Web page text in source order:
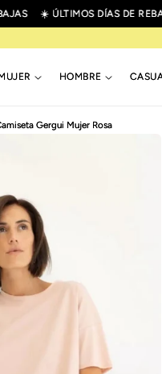
☀️ ÚLTIMOS DÍAS DE
HOMBRE
Gergui Mujer Rosa